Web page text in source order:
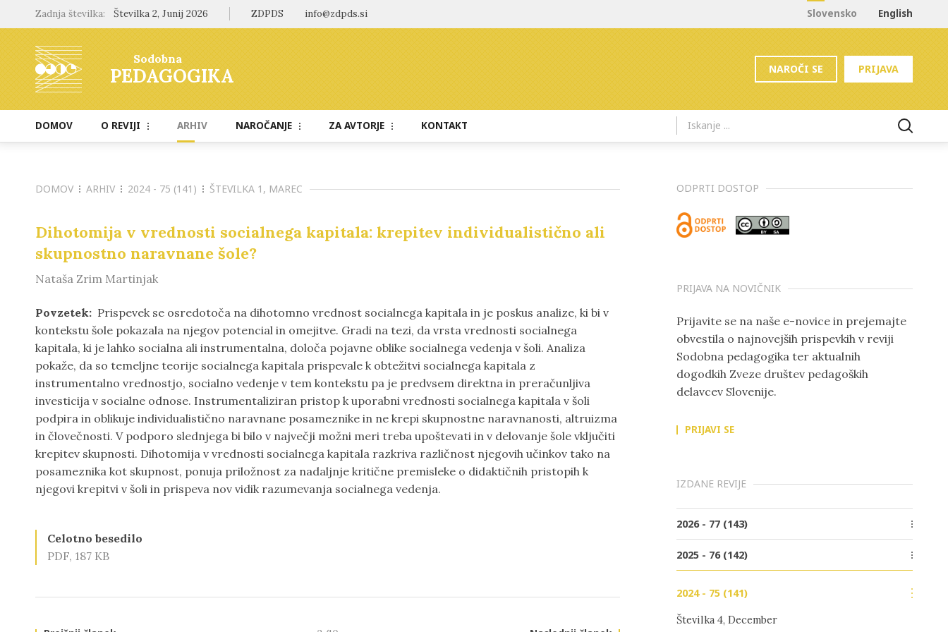
Zadnja številka: Številka 2, Junij 2026 ZDPDS info@zdpds.si Slovensko English
Sodobna
PEDAGOGIKA NAROČI SE PRIJAVA
DOMOV O REVIJI
Uredništvo
Odprti dostop
ARHIV NAROČANJE
Cenik
ZA AVTORJE
Recenzentski postopek
Tematska vabila avtorjem
KONTAKT
DOMOV ARHIV 2024 - 75 (141) ŠTEVILKA 1, MAREC
Dihotomija v vrednosti socialnega kapitala: krepitev individualistično ali
skupnostno naravnane šole?
Nataša Zrim Martinjak
Povzetek: Prispevek se osredotoča na dihotomno vrednost socialnega kapitala in je poskus analize, ki bi v
kontekstu šole pokazala na njegov potencial in omejitve. Gradi na tezi, da vrsta vrednosti socialnega
kapitala, ki je lahko socialna ali instrumentalna, določa pojavne oblike socialnega vedenja v šoli. Analiza
pokaže, da so temeljne teorije socialnega kapitala prispevale k obtežitvi socialnega kapitala z
instrumentalno vrednostjo, socialno vedenje v tem kontekstu pa je predvsem direktna in preračunljiva
investicija v socialne odnose. Instrumentaliziran pristop k uporabni vrednosti socialnega kapitala v šoli
podpira in oblikuje individualistično naravnane posameznike in ne krepi skupnostne naravnanosti, altruizma
in človečnosti. V podporo slednjega bi bilo v največji možni meri treba upoštevati in v delovanje šole vključiti
krepitev skupnosti. Dihotomija v vrednosti socialnega kapitala razkriva različnost njegovih učinkov tako na
posameznika kot skupnost, ponuja priložnost za nadaljnje kritične premisleke o didaktičnih pristopih k
njegovi krepitvi v šoli in prispeva nov vidik razumevanja socialnega vedenja.
Celotno besedilo
PDF, 187 KB
ODPRTI DOSTOP
PRIJAVA NA NOVIČNIK
Prijavite se na naše e-novice in prejemajte
obvestila o najnovejših prispevkih v reviji
Sodobna pedagogika ter aktualnih
dogodkih Zveze društev pedagoških
delavcev Slovenije.
PRIJAVI SE
IZDANE REVIJE
2026 - 77 (143)
Številka 1, Marec
2025 - 76 (142)
Številka 3, Oktober
Številka 2, Junij
2024 - 75 (141)
Številka 4, December